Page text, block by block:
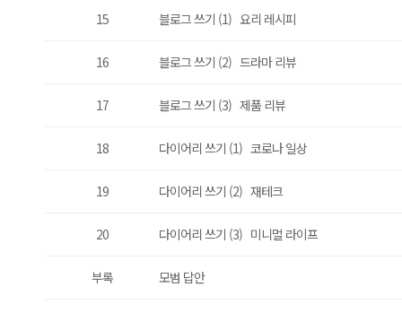
15 블로그 쓰기 (1) 요리 레시피
16 블로그 쓰기 (2) 드라마 리뷰
17 블로그 쓰기 (3) 제품 리뷰
18 다이어리 쓰기 (1) 코로나 일상
19 다이어리 쓰기 (2) 재테크
20 다이어리 쓰기 (3) 미니멀 라이프
부록 모범 답안